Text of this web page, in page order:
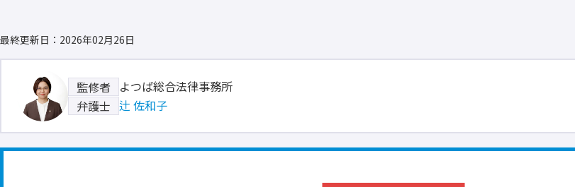
最終更新日：2026年02月26日
監修者
よつば総合法律事務所
弁護士 辻 佐和子